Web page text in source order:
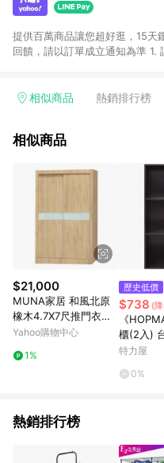
提供百萬商品讓您超好逛，15天
回饋，請以訂單成立通知為準 1. 請注意以下品類商品均無回饋：
電玩/遊戲/相機/單眼/鏡頭/拍立
的購回饋活動享Yahoo超贈點回
3. 訂單回饋金額將扣除運費/購
價券等虛擬貨幣折抵 4. 大宗採
有相關事證認定您為大宗採購、
相關認定以Yahoo購物中心之認
相似商品 熱銷排行榜
相似商品
$21,000
MUNA家居 和風北原
橡木4.7X7尺推門衣櫥
142X60X200cm
Yahoo購物中心
1%
歷史低價
$738 (
《
櫃(2入)
置物櫃 矮
書架-黑胡
特力屋
0%
熱銷排行榜